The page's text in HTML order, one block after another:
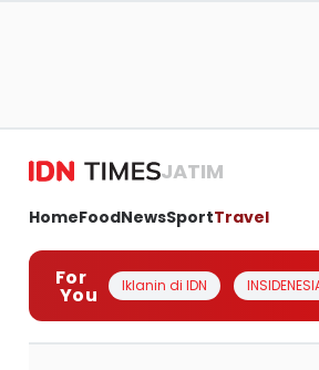
JATIM
HomeFoodNewsSportTravel
For
You Iklanin di IDN